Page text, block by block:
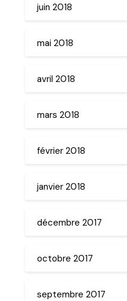
juin 2018
mai 2018
avril 2018
mars 2018
février 2018
janvier 2018
décembre 2017
octobre 2017
septembre 2017